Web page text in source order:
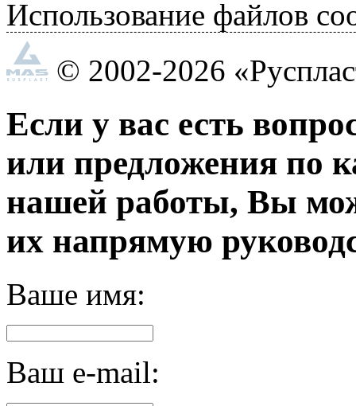
Использование файлов
© 2002-2026
Если у вас есть
или предложения по
нашей работы, Вы
их напрямую
Ваше имя:
Ваш e-mail: